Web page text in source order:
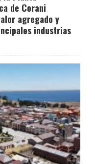
de Corani
agregado y
industrias